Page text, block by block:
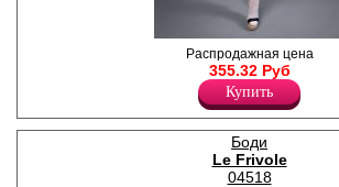
Обворожительный боди -
комбинезон из сетки в виде
кружевной вязки с
имитацией подвязок.
Бретели неообычные в виде
нескольких лямок.
Нейлон 90%
Спандекс 10%
Распродажная цена
355.32 Руб
Купить
Боди
Le Frivole
04518